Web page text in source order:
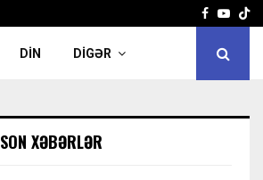
Facebook
DIN DIGƏR
SON XƏBƏRLƏR